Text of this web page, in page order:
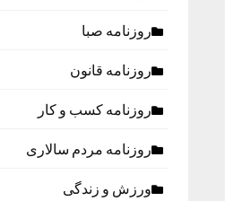
روزنامه صبا
روزنامه قانون
روزنامه كسب و كار
روزنامه مردم سالاری
ورزش و زندگی